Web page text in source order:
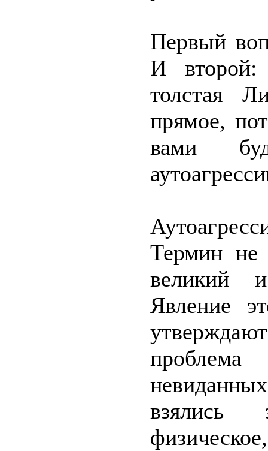
Первый
И второй:
толстая
прямое,
вами
Термин не
великий
Явление
взялись